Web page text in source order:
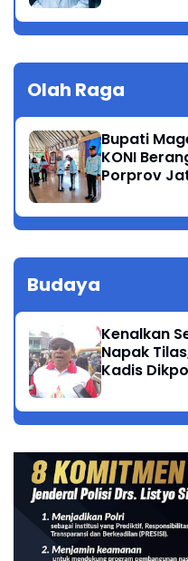
Olah Raga
Bupati
KONI
Porprov
Budaya
Kenalkan
Napak
Kadis